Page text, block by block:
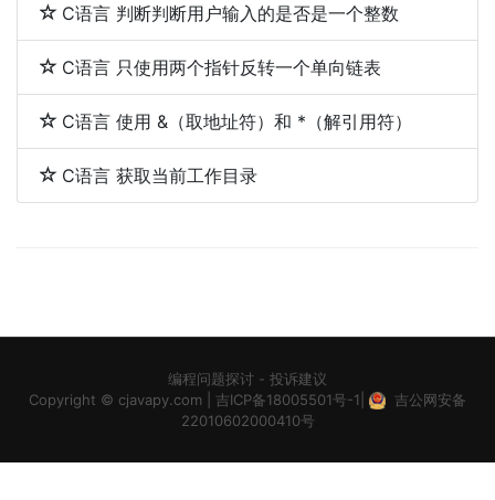
C语言 判断判断用户输入的是否是一个整数
C语言 只使用两个指针反转一个单向链表
C语言 使用 &（取地址符）和 *（解引用符）
C语言 获取当前工作目录
编程问题探讨 - 投诉建议
Copyright © cjavapy.com 吉ICP备18005501号-1
吉公网安备
22010602000410号